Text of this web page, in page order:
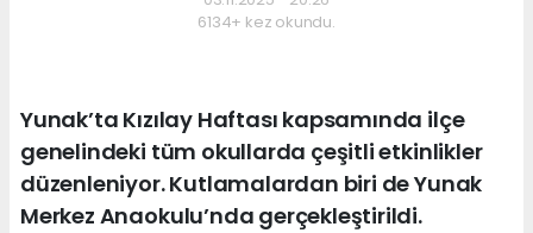
6134+ kez okundu.
Yunak’ta Kızılay Haftası kapsamında ilçe
genelindeki tüm okullarda çeşitli etkinlikler
düzenleniyor. Kutlamalardan biri de Yunak
Merkez Anaokulu’nda gerçekleştirildi.